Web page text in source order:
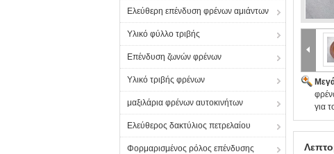
Ελεύθερη επένδυση φρένων αμιάντων
Υλικό φύλλο τριβής
Επένδυση ζωνών φρένων
Υλικό τριβής φρένων
μαξιλάρια φρένων αυτοκινήτων
Ελεύθερος δακτύλιος πετρελαίου
Φορμαρισμένος ρόλος επένδυσης
για